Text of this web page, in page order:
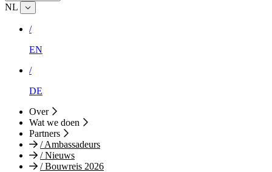
NL
/
EN
/
DE
Over
Wat we doen
Partners
/Ambassadeurs
/Nieuws
/Bouwreis 2026